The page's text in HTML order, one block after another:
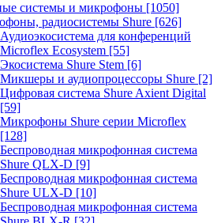
системы и микрофоны [1050]
радиосистемы Shure [626]
Аудиоэкосистема для конференций
Microflex Ecosystem [55]
Экосистема Shure Stem [6]
Микшеры и аудиопроцессоры Shure [2]
Цифровая система Shure Axient Digital
[59]
Микрофоны Shure серии Microflex
[128]
Беспроводная микрофонная система
Shure QLX-D [9]
Беспроводная микрофонная система
Shure ULX-D [10]
Беспроводная микрофонная система